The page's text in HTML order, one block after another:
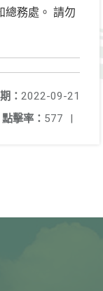
總務處。 請勿
： 2022-09-21
點擊率： 577 |